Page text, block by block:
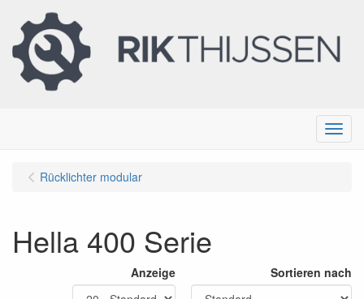
Menu
Rücklichter modular
Hella 400 Serie
Anzeige Sortieren nach